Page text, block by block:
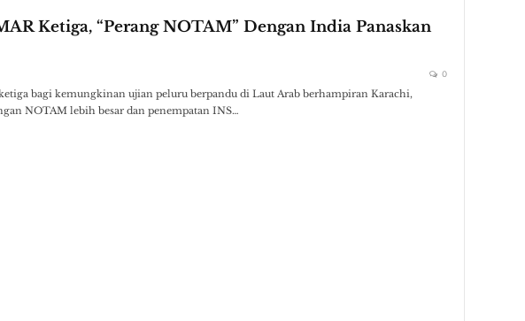
Ketiga, “Perang NOTAM” Dengan India Panaskan
0
bagi kemungkinan ujian peluru berpandu di Laut Arab berhampiran Karachi,
NOTAM lebih besar dan penempatan INS…